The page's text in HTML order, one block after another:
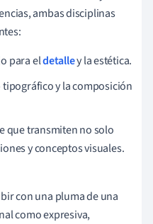
ambas disciplinas
para eldetalley la estética.
y la composición
que transmiten no solo
y conceptos visuales.
con una pluma de una
como expresiva,